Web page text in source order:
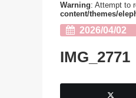
Warning: Attempt to
content/themes/
2026/04/02
IMG_2771